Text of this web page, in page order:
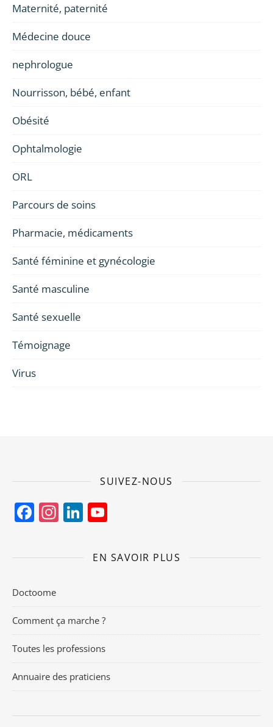
Maternité, paternité
Médecine douce
nephrologue
Nourrisson, bébé, enfant
Obésité
Ophtalmologie
ORL
Parcours de soins
Pharmacie, médicaments
Santé féminine et gynécologie
Santé masculine
Santé sexuelle
Témoignage
Virus
SUIVEZ-NOUS
Facebook
Instagram
LinkedIn
EN SAVOIR PLUS
Doctoome
Comment ça marche ?
Toutes les professions
Annuaire des praticiens